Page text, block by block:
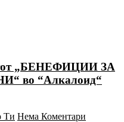
„БЕНЕФИЦИИ ЗА
во “Алкалоид“
Ти Нема Коментари